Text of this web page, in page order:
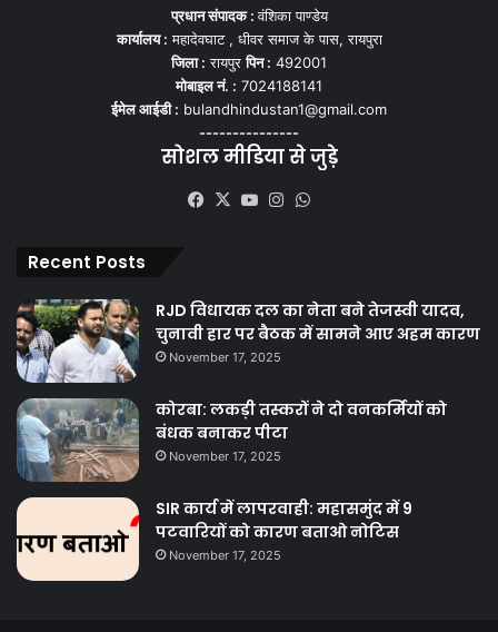
BULAND HINDUSTAN India
types of yoga yoga - wikipedia
yoga asanas yoga benefits
yoga exercises yoga for beginners
प्रधान संपादक :वंशिका पाण्डेय
कार्यालय : महादेवघाट , धीवर समाज के पास, रायपुरा
जिला : रायपुरपिन : 492001
मोबाइल नं. : 7024188141
ईमेल आईडी : bulandhindustan1@gmail.com
---------------
सोशल मीडिया से जुड़े
Facebook
X YouTubeInstagram
Recent Posts
RJD विधायक दल का नेता बने तेजस्वी यादव,
चुनावी हार पर बैठक में सामने आए अहम कारण
November 17, 2025
कोरबा: लकड़ी तस्करों ने दो वनकर्मियों को
बंधक बनाकर पीटा
November 17, 2025
SIR कार्य में लापरवाही: महासमुंद में 9
पटवारियों को कारण बताओ नोटिस
November 17, 2025